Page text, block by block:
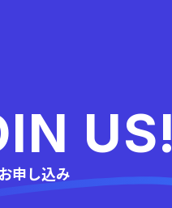
US!
申し込み